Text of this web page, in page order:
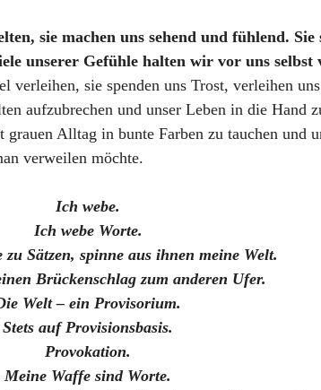
sie machen uns sehend und fühlend. Sie
unserer Gefühle halten wir vor uns selbst
verleihen, sie spenden uns Trost, verleihen
aufzubrechen und unser Leben in die Hand
grauen Alltag in bunte Farben zu tauchen und
verweilen möchte.
Ich webe.
Ich webe Worte.
zu Sätzen, spinne aus ihnen meine Welt.
Brückenschlag zum anderen Ufer.
Welt – ein Provisorium.
Stets auf Provisionsbasis.
Provokation.
Meine Waffe sind Worte.